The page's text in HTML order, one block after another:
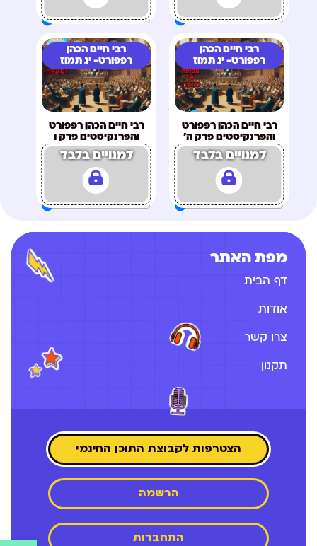
רבי חיים הכהן
רפפורט- יג תמוז
רבי חיים הכהן רפפורט
והפרנקיסטים פרק ה'
למנויים בלבד
רבי חיים הכהן
רפפורט- יג תמוז
רבי חיים הכהן רפפורט
והפרנקיסטים פרק ו
למנויים בלבד
מפת האתר
דף הבית
אודות
צרו קשר
תקנון
הצטרפות לקבוצת התוכן החינמי
הרשמה
התחברות